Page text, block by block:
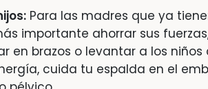
Para las madres que ya
importante ahorrar sus
en brazos o levantar a los
cuida tu espalda en el